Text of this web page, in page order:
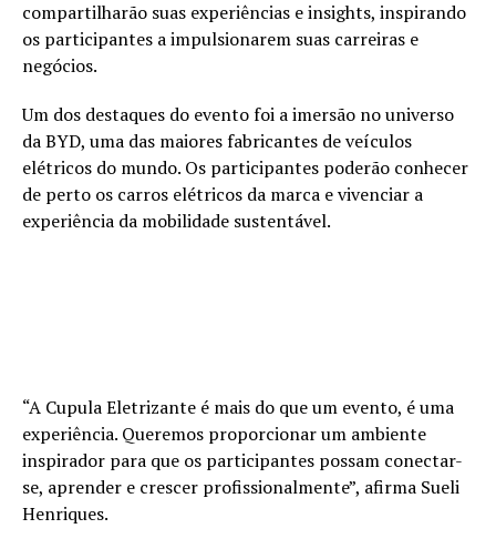
compartilharão suas experiências e insights, inspirando
os participantes a impulsionarem suas carreiras e
negócios.
Um dos destaques do evento foi a imersão no universo
da BYD, uma das maiores fabricantes de veículos
elétricos do mundo. Os participantes poderão conhecer
de perto os carros elétricos da marca e vivenciar a
experiência da mobilidade sustentável.
“A Cupula Eletrizante é mais do que um evento, é uma
experiência. Queremos proporcionar um ambiente
inspirador para que os participantes possam conectar-
se, aprender e crescer profissionalmente”, afirma Sueli
Henriques.